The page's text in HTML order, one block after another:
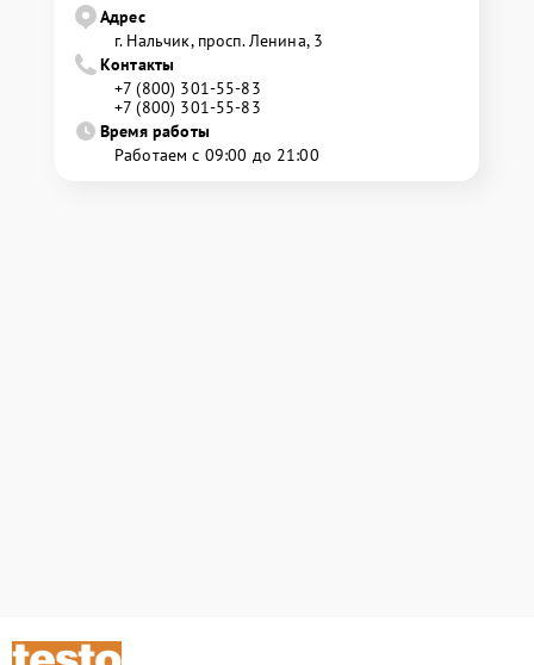
Адрес
г. Нальчик, просп. Ленина, 3
Контакты
+7 (800) 301-55-83
+7 (800) 301-55-83
Время работы
Работаем с 09:00 до 21:00